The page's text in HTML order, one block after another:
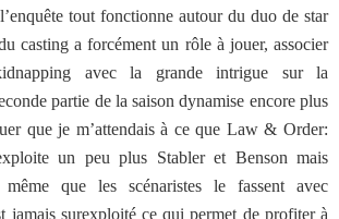
tout fonctionne autour du duo de star
casting a forcément un rôle à jouer, associer
avec la grande intrigue sur la
partie de la saison dynamise encore plus
que je m’attendais à ce que Law & Order:
un peu plus Stabler et Benson mais
que les scénaristes le fassent avec
jamais surexploité ce qui permet de profiter à